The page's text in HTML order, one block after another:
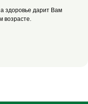
здоровье дарит Вам
возрасте.